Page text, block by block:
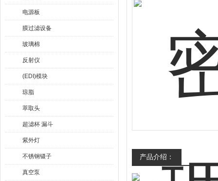
电源板
膜过滤设备
玻璃棉
反射仪
(EDI)模块
琼脂
萃取头
超滤杯 漏斗
紫外灯
不锈钢镊子
真空泵
产品介绍：